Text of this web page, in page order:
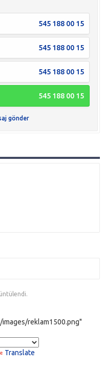
545 188 00 15
545 188 00 15
545 188 00 15
545 188 00 15
gönder
reklam1500.png"
Translate